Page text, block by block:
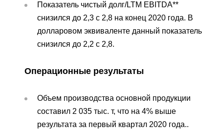
Показатель чистый долг/LTM EBITDA**
снизился до 2,3 с 2,8 на конец 2020 года. В
долларовом эквиваленте данный показатель
снизился до 2,2 с 2,8.
Операционные результаты
Объем производства основной продукции
составил 2 035 тыс. т, что на 4% выше
результата за первый квартал 2020 года..